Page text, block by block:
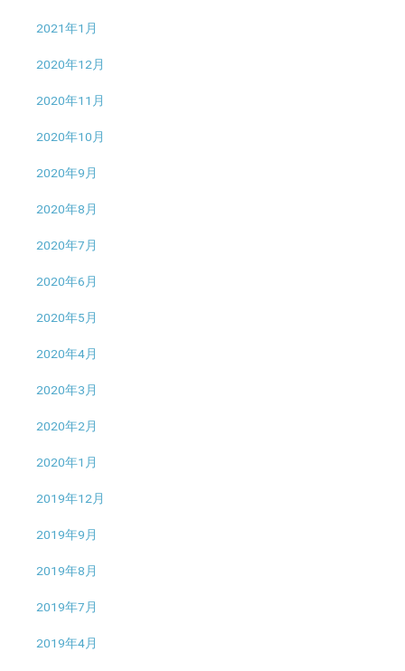
2021年1月
2020年12月
2020年11月
2020年10月
2020年9月
2020年8月
2020年7月
2020年6月
2020年5月
2020年4月
2020年3月
2020年2月
2020年1月
2019年12月
2019年9月
2019年8月
2019年7月
2019年4月